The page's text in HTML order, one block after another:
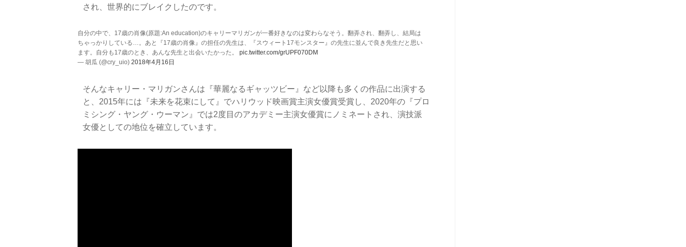
され、世界的にブレイクしたのです。
自分の中で、17歳の肖像(原題:An education)のキャリーマリガンが一番好きなのは変わらなそう。翻弄され、翻弄し、結局は
ちゃっかりしている…。あと『17歳の肖像』の担任の先生は、『スウィート17モンスター』の先生に並んで良き先生だと思い
ます。自分も17歳のとき、あんな先生と出会いたかった。 pic.twitter.com/grUPF070DM
— 胡瓜 (@cry_uio) 2018年4月16日
そんなキャリー・マリガンさんは『華麗なるギャッツビー』など以降も多くの作品に出演する
と、2015年には『未来を花束にして』でハリウッド映画賞主演女優賞受賞し、2020年の『プロ
ミシング・ヤング・ウーマン』では2度目のアカデミー主演女優賞にノミネートされ、演技派
女優としての地位を確立しています。